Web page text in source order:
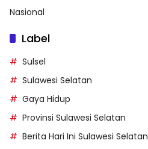
Nasional
Label
Sulsel
Sulawesi Selatan
Gaya Hidup
Provinsi Sulawesi Selatan
Berita Hari Ini Sulawesi Selatan